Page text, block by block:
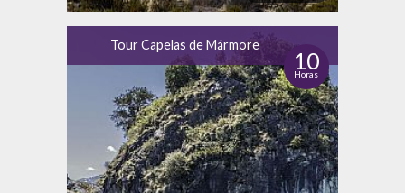
Tour Capelas de Mármore
10
Horas